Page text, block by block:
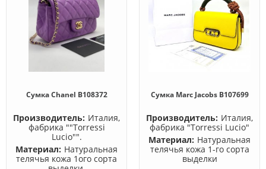
Сумка Chanel B108372
Производитель: Италия,
фабрика ""Torressi
Lucio"".
Материал: Натуральная
телячья кожа 1ого сорта
Сумка Marc Jacobs B107699
Производитель: Италия,
фабрика "Torressi Lucio"
Материал: Натуральная
телячья кожа 1-го сорта
выделки